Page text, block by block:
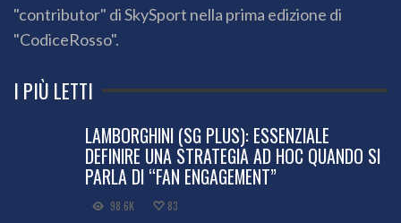
"contributor" di SkySport nella prima edizione di
"CodiceRosso".
I PIÙ LETTI
LAMBORGHINI (SG PLUS): ESSENZIALE
DEFINIRE UNA STRATEGIA AD HOC QUANDO SI
PARLA DI “FAN ENGAGEMENT”
98.6K 83